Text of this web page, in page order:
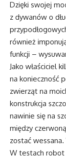
Dzięki swojej
z dywanów o
również
funkcji –
Jako właściciel
na konieczność
zwierząt na
konstrukcja
nawinie się na
między
zostać
W testach robot